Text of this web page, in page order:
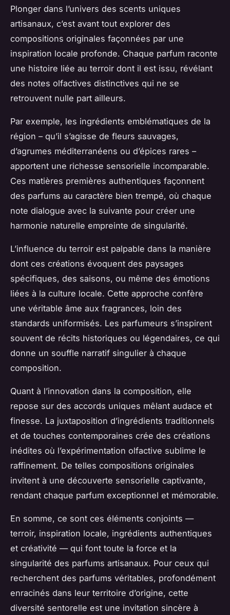
Plonger dans l’univers des scents uniques
artisanaux, c’est avant tout explorer des
compositions originales façonnées par une
inspiration locale profonde. Chaque parfum raconte
une histoire liée au terroir dont il est issu, révélant
des notes olfactives distinctives qui ne se
retrouvent nulle part ailleurs.
Par exemple, les ingrédients emblématiques de la
région – qu’il s’agisse de fleurs sauvages,
d’agrumes méditerranéens ou d’épices rares –
apportent une richesse sensorielle incomparable.
Ces matières premières authentiques façonnent
des parfums au caractère bien trempé, où chaque
note dialogue avec la suivante pour créer une
harmonie naturelle empreinte de singularité.
L’influence du terroir est palpable dans la manière
dont ces créations évoquent des paysages
spécifiques, des saisons, ou même des émotions
liées à la culture locale. Cette approche confère
une véritable âme aux fragrances, loin des
standards uniformisés. Les parfumeurs s’inspirent
souvent de récits historiques ou légendaires, ce qui
donne un souffle narratif singulier à chaque
composition.
Quant à l’innovation dans la composition, elle
repose sur des accords uniques mêlant audace et
finesse. La juxtaposition d’ingrédients traditionnels
et de touches contemporaines crée des créations
inédites où l’expérimentation olfactive sublime le
raffinement. De telles compositions originales
invitent à une découverte sensorielle captivante,
rendant chaque parfum exceptionnel et mémorable.
En somme, ce sont ces éléments conjoints —
terroir, inspiration locale, ingrédients authentiques
et créativité — qui font toute la force et la
singularité des parfums artisanaux. Pour ceux qui
recherchent des parfums véritables, profondément
enracinés dans leur territoire d’origine, cette
diversité sentorelle est une invitation sincère à